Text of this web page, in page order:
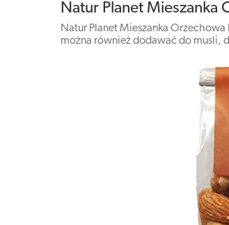
Natur Planet Mieszanka
Natur Planet Mieszanka
można również dodawać do musli,